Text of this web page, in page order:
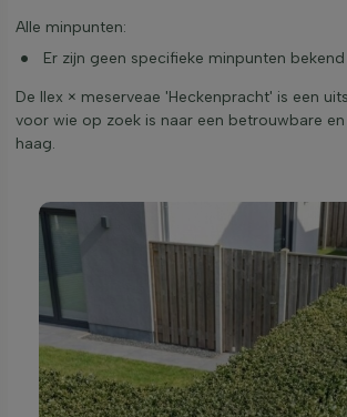
Alle minpunten:
Er zijn geen specifieke minpunten
De Ilex × meserveae 'Heckenpracht' is een
voor wie op zoek is naar een betrouwbare en
haag.